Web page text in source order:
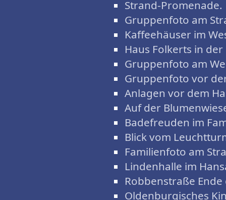
Strand-Promenade.
Gruppenfoto am
Kaffeehäuser im
Haus Folkerts in
Gruppenfoto am
Gruppenfoto vor
Anlagen vor dem
Auf der
Badefreuden im
Blick vom
Familienfoto am
Lindenhalle im
Robbenstraße
Oldenburgisches